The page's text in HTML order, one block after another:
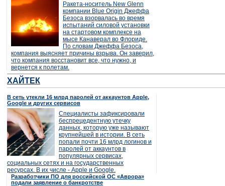
Ракета-носитель New Glenn
компании Blue Origin Джеффа
Безоса взорвалась во время
испытаний силовой установки
на стартовом комплексе на
мысе Канаверал во Флориде.
По словам Джеффа Безоса,
компания выясняет причины взрыва. Он заверил,
что компания восстановит все, что нужно, и
вернется к полетам.
ХАЙТЕК
В сеть утекли 16 млрд паролей от аккаунтов Apple,
Google и других сервисов
Специалисты зафиксировали
беспрецедентную утечку
данных, которую уже называют
крупнейшей в истории. В сеть
попали почти 16 млрд логинов и
паролей от аккаунтов в
популярных сервисах,
социальных сетях и на государственных
ресурсах. В их числе - Apple и Google.
Разработчики ПО для российской ОС «Аврора»
подали заявление о банкротстве